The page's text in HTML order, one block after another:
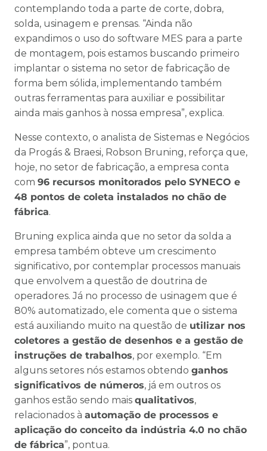
contemplando toda a parte de corte, dobra,
solda, usinagem e prensas. “Ainda não
expandimos o uso do software MES para a parte
de montagem, pois estamos buscando primeiro
implantar o sistema no setor de fabricação de
forma bem sólida, implementando também
outras ferramentas para auxiliar e possibilitar
ainda mais ganhos à nossa empresa”, explica.
Nesse contexto, o analista de Sistemas e Negócios
da Progás & Braesi, Robson Bruning, reforça que,
hoje, no setor de fabricação, a empresa conta
com 96 recursos monitorados pelo SYNECO e
48 pontos de coleta instalados no chão de
fábrica.
Bruning explica ainda que no setor da solda a
empresa também obteve um crescimento
significativo, por contemplar processos manuais
que envolvem a questão de doutrina de
operadores. Já no processo de usinagem que é
80% automatizado, ele comenta que o sistema
está auxiliando muito na questão de utilizar nos
coletores a gestão de desenhos e a gestão de
instruções de trabalhos, por exemplo. “Em
alguns setores nós estamos obtendo ganhos
significativos de números, já em outros os
ganhos estão sendo mais qualitativos,
relacionados à automação de processos e
aplicação do conceito da indústria 4.0 no chão
de fábrica”, pontua.